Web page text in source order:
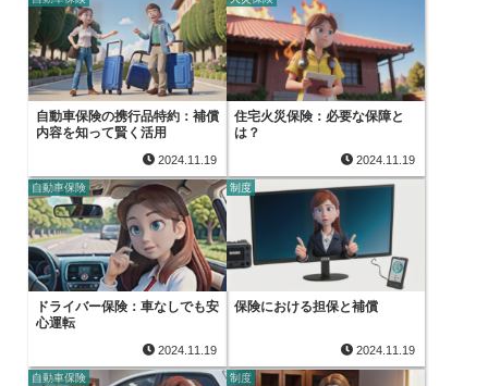
自動車保険の携行品特約：補償
内容を知って賢く活用
2024.11.19
住宅火災保険：必要な保障と
は？
2024.11.19
自動車保険
ドライバー保険：車なしでも安
心運転
2024.11.19
制度
保険における担保と補償
2024.11.19
自動車保険 制度